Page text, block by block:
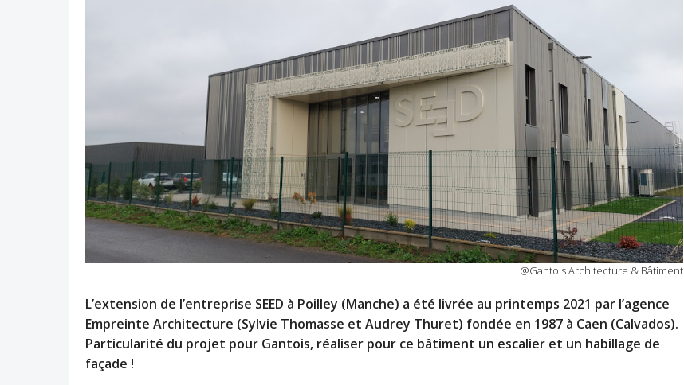
@Gantois Architecture & Bâtiment
L’extension de l’entreprise SEED à Poilley (Manche) a été livrée au printemps 2021 par l’agence
Empreinte Architecture (Sylvie Thomasse et Audrey Thuret) fondée en 1987 à Caen (Calvados).
Particularité du projet pour Gantois, réaliser pour ce bâtiment un escalier et un habillage de
façade !